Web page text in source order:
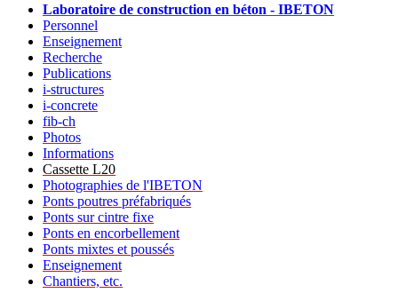
Laboratoire de construction en béton - IBETON
Personnel
Enseignement
Recherche
Publications
i-structures
i-concrete
fib-ch
Photos
Informations
Cassette L20
Photographies de l'IBETON
Ponts poutres préfabriqués
Ponts sur cintre fixe
Ponts en encorbellement
Ponts mixtes et poussés
Enseignement
Chantiers, etc.